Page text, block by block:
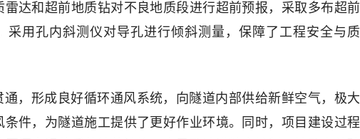
雷达和超前地质钻对不良地质段进行超前预报，采取多布超前
采用孔内斜测仪对导孔进行倾斜测量，保障了工程安全与质
通，形成良好循环通风系统，向隧道内部供给新鲜空气，极大
条件，为隧道施工提供了更好作业环境。同时，项目建设过程